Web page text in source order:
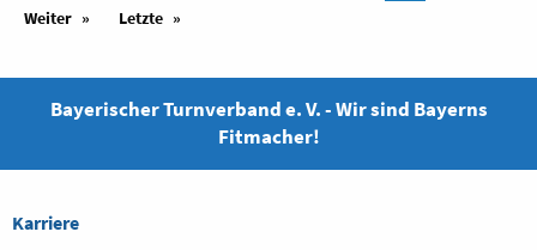
Weiter
Letzte
Bayerischer Turnverband e. V. - Wir sind Bayerns
Fitmacher!
Karriere